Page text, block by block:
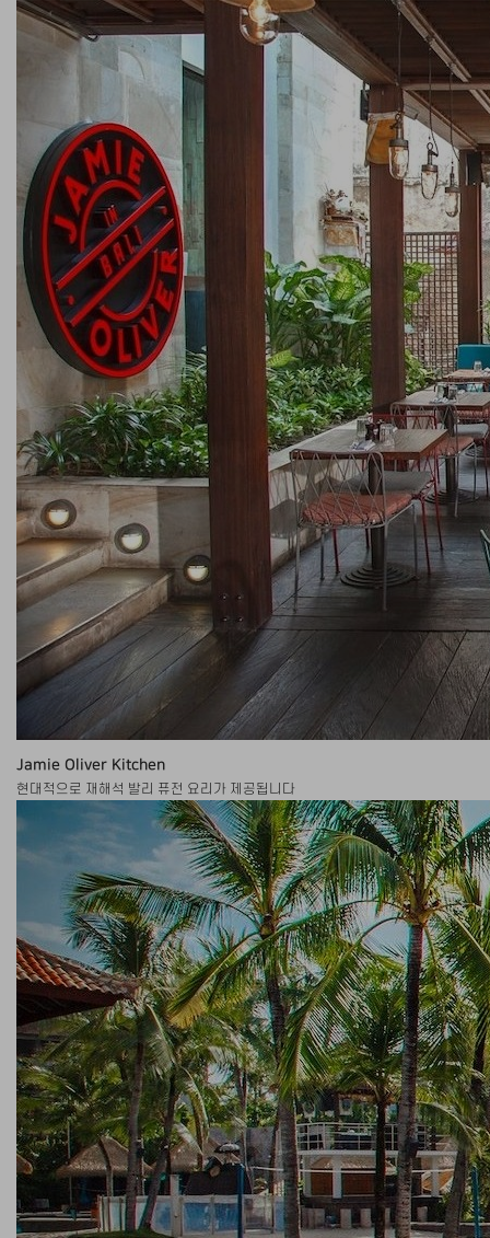
Jamie Oliver Kitchen
현대적으로 재해석 발리 퓨전 요리가 제공됩니다